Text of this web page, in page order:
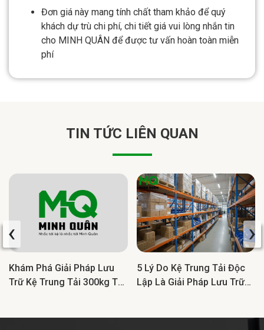
Đơn giá này mang tính chất tham khảo để quý
khách dự trù chi phí, chi tiết giá vui lòng nhắn tin
cho MINH QUÂN để được tư vấn hoàn toàn miễn
phí
TIN TỨC LIÊN QUAN
Khám Phá Giải Pháp Lưu
Trữ Kệ Trung Tải 300kg Tối
5 Lý Do Kệ Trung Tải Độc
Lập Là Giải Pháp Lưu Trữ
‹ ›